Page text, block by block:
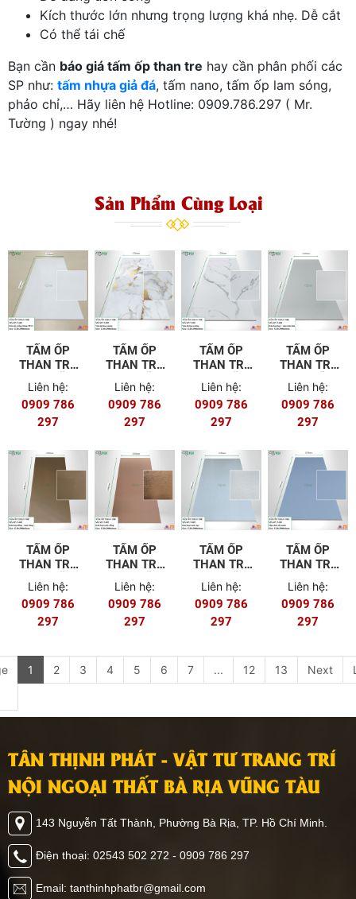
Kích thước lớn nhưng trọng lượng khá nhẹ. Dễ cắt
Có thể tái chế
Bạn cần báo giá tấm ốp than tre hay cần phân phối các
SP như: tấm nhựa giả đá, tấm nano, tấm ốp lam sóng,
phảo chỉ,… Hãy liên hệ Hotline: 0909.786.297 ( Mr.
Tường ) ngay nhé!
Sản Phẩm Cùng Loại
TẤM ỐP
THAN TRE
601 (FILM
PET)
Liên hệ:
0909 786
297
TẤM ỐP
THAN TRE
502
Liên hệ:
0909 786
297
TẤM ỐP
THAN TRE
501
Liên hệ:
0909 786
297
TẤM ỐP
THAN TRE
404
Liên hệ:
0909 786
297
TẤM ỐP
THAN TRE
8MM MÃ T-
403
Liên hệ:
0909 786
297
TẤM ỐP
THAN TRE
8MM MÃ T-
402
Liên hệ:
0909 786
297
TẤM ỐP
THAN TRE
8MM MÃ T-
401
Liên hệ:
0909 786
297
TẤM ỐP
THAN TRE
8MM MÃ T-
301
Liên hệ:
0909 786
297
1 2 3 4 5 6 7 ... 12 13 Next
TÂN THỊNH PHÁT - VẬT TƯ TRANG TRÍ
NỘI NGOẠI THẤT BÀ RỊA VŨNG TÀU
143 Nguyễn Tất Thành, Phường Bà Rịa, TP. Hồ Chí Minh.
Điện thoại: 02543 502 272 - 0909 786 297
Email: tanthinhphatbr@gmail.com